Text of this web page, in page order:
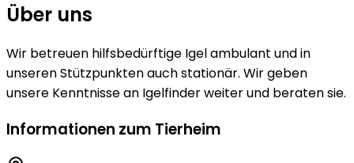
Über uns
Wir betreuen hilfsbedürftige Igel ambulant und in
unseren Stützpunkten auch stationär. Wir geben
unsere Kenntnisse an Igelfinder weiter und beraten sie.
Informationen zum Tierheim